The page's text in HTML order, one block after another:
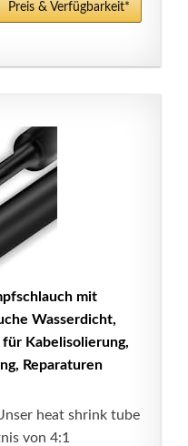
Preis & Verfügbarkeit*
mit
Wasserdicht,
Kabelisolierung,
Reparaturen
heat shrink tube
von 4:1